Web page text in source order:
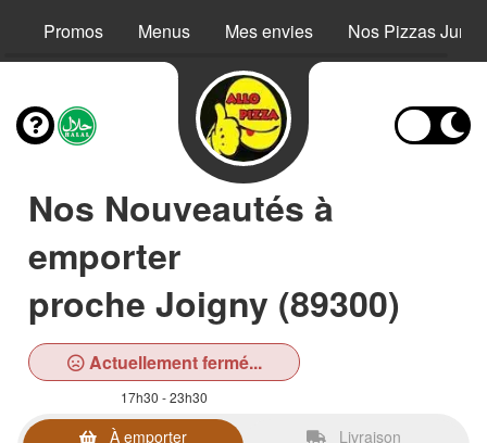
Promos Menus Mes envies Nos Pizzas Junior
Nos Nouveautés à
emporter
proche Joigny (89300)
Actuellement fermé...
17h30 - 23h30
À emporter Livraison